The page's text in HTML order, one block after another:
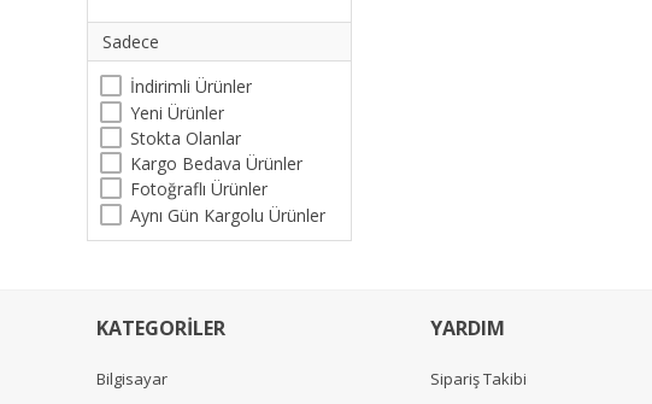
Sadece
İndirimli Ürünler
Yeni Ürünler
Stokta Olanlar
Kargo Bedava Ürünler
Fotoğraflı Ürünler
Aynı Gün Kargolu Ürünler
KATEGORİLER
Bilgisayar
YARDIM
Sipariş Takibi